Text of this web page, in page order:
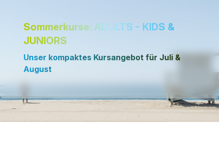
Sommerkurse: ADULTS - KIDS &
JUNIORS
Unser kompaktes Kursangebot für Juli &
August